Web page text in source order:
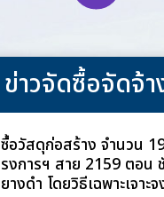
ข่าวจัดซื้อจัดจ้า
ซื้อวัสดุก่อสร้าง จำนวน
รงการฯ สาย 2159 ตอน
ยางดำ โดยวิธีเฉพาะเจาะจ